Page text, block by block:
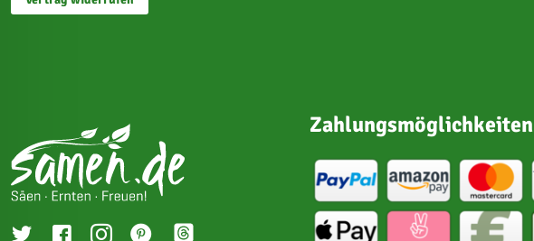
Zahlungsmöglichkeiten